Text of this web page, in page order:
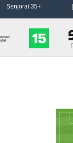
Senjorai 35+